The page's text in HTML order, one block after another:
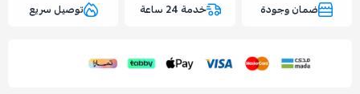
خدمة 24 ساعة توصيل سريع